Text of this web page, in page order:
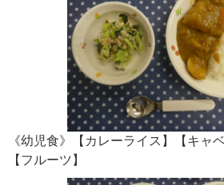
《幼児食》【カレーライス】【キャ
【フルーツ】